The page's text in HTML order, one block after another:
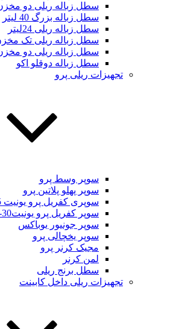
سطل زباله ریلی دو مخزن
سطل زباله بزرگ 40 لیتر
سطل زباله ریلی 24لیتر
سطل زباله ریلی تک
سطل زباله ریلی دو
سطل زباله دوقلو اکو
تجهیزات ریلی پرو
سوپر وسط پرو
سوپر پهلو پلاتین پرو
سوپری کفریل پرو یونیت 15،20،25
سوپر کفریل پرو یونیت30-40-50
سوپر جونیور یوباکس
سوپر یخچالی پرو
مجیک کرنر پرو
لمن کرنر
سطل برنج ریلی
تجهیزات ریلی داخل کابینت